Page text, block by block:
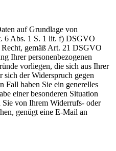
auf Grundlage von
6 Abs. 1 S. 1 lit. f) DSGVO
Recht, gemäß Art. 21 DSGVO
Ihrer personenbezogenen
vorliegen, die sich aus Ihrer
sich der Widerspruch gegen
Fall haben Sie ein generelles
einer besonderen Situation
von Ihrem Widerrufs- oder
genügt eine E-Mail an